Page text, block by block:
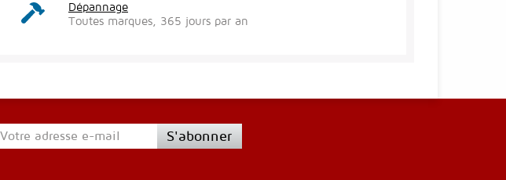
Dépannage
Toutes marques, 365 jours par an
S'abonner